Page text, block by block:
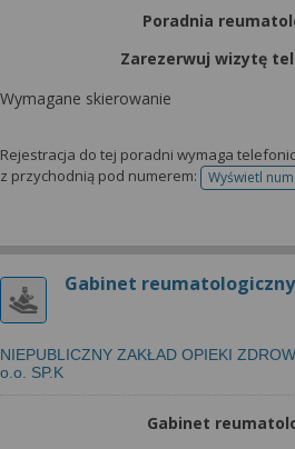
Poradnia
Zarezerwuj wizytę
Wymagane skierowanie
Rejestracja do tej poradni wymaga
z przychodnią pod numerem:
Wyświetl
Gabinet reumatologiczny
NIEPUBLICZNY ZAKŁAD OPIEKI ZDROWOTNEJ "SANA" Sp. z
o.o. SP.K
Gabinet